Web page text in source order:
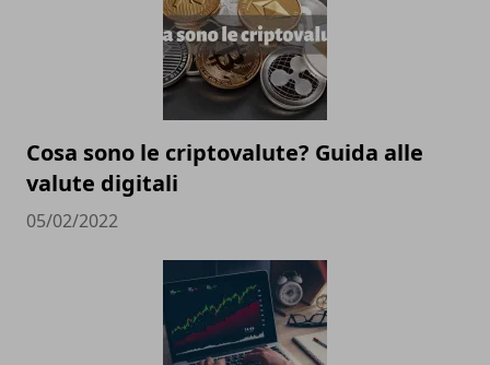
Cosa sono le criptovalute? Guida alle
valute digitali
05/02/2022